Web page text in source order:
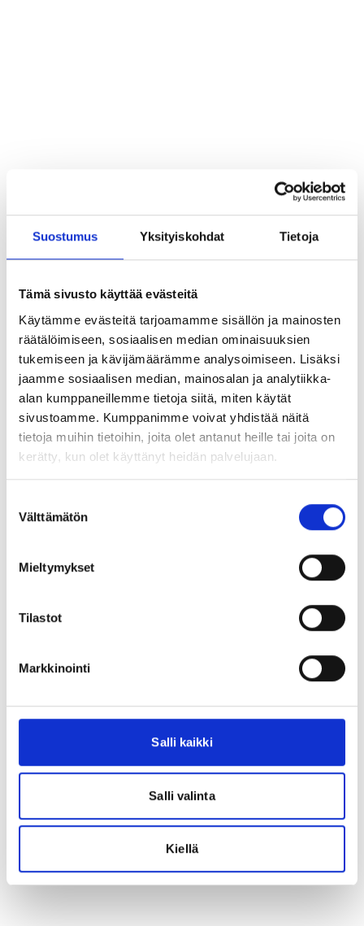
Suostumus Yksityiskohdat Tietoja
Tämä sivusto käyttää evästeitä
Käytämme evästeitä tarjoamamme sisällön ja mainosten
räätälöimiseen, sosiaalisen median ominaisuuksien
tukemiseen ja kävijämäärämme analysoimiseen. Lisäksi
jaamme sosiaalisen median, mainosalan ja analytiikka-
alan kumppaneillemme tietoja siitä, miten käytät
sivustoamme. Kumppanimme voivat yhdistää näitä
tietoja muihin tietoihin, joita olet antanut heille tai joita on
kerätty, kun olet käyttänyt heidän palvelujaan.
valinta
Välttämätön
Mieltymykset
Tilastot
Markkinointi
Salli kaikki
Salli valinta
Kiellä
12.12.2024 Uutiset
Tero Ojanperä
sijoittaa Milttoniin
– yhtiö rakentaa
tekoälylaboratori
on
Silo AI:n perustaja, Nokialla useissa johtotehtävissä
pohjoismaisen konsulttitalo Milttonin tulevaisuuden
ryhmän hallitukseen.
Takaisin